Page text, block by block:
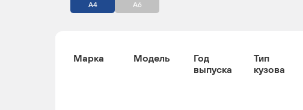
A4 A6
Марка Модель
Год
выпуска
Тип
кузова